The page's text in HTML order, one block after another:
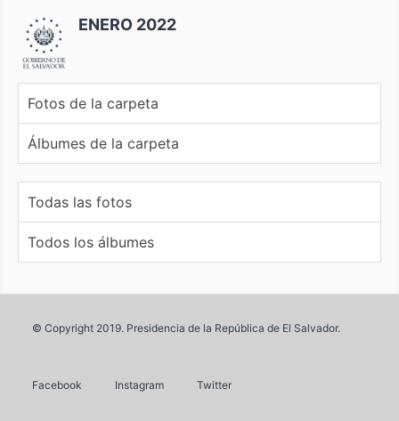
ENERO 2022
Fotos de la carpeta
Álbumes de la carpeta
Todas las fotos
Todos los álbumes
© Copyright 2019. Presidencia de la República de El Salvador.
Facebook Instagram Twitter